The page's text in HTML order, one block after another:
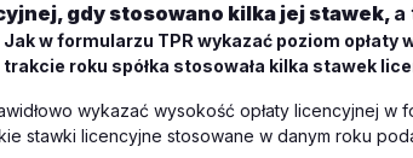
gdy stosowano kilka jej stawek, a
Jak w formularzu TPR wykazać poziom
trakcie roku spółka stosowała kilka stawek
wykazać wysokość opłaty licencyjnej w
stawki licencyjne stosowane w danym roku